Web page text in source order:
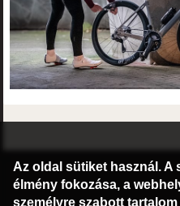
©2016 Radburg Kft.
Az oldal sütiket használ. A
élmény fokozása, a
személyre szabott